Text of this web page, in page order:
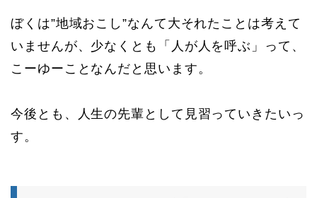
ぼくは”地域おこし”なんて大それたことは考えて
いませんが、少なくとも「人が人を呼ぶ」って、
こーゆーことなんだと思います。
今後とも、人生の先輩として見習っていきたいっ
す。